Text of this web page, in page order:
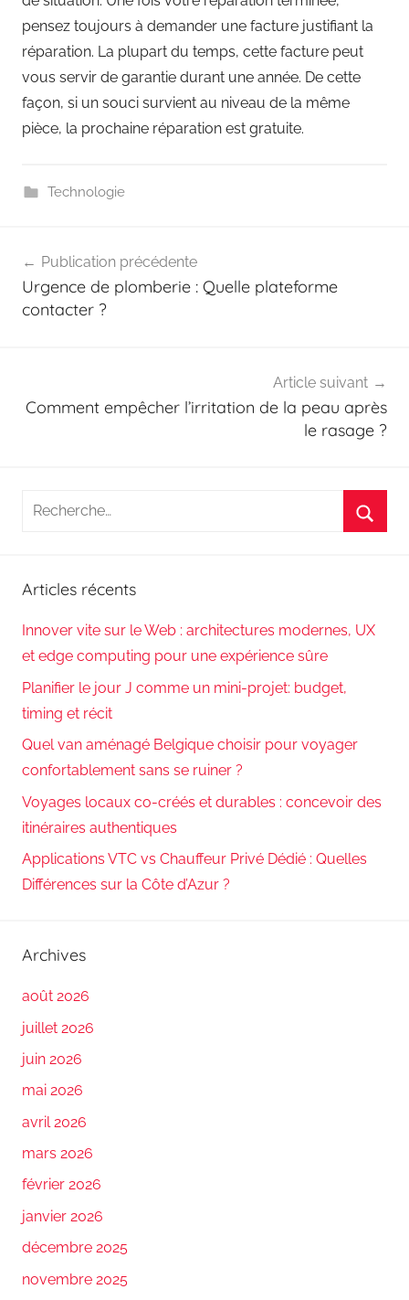
pensez toujours à demander une facture justifiant la
réparation. La plupart du temps, cette facture peut
vous servir de garantie durant une année. De cette
façon, si un souci survient au niveau de la même
pièce, la prochaine réparation est gratuite.
Technologie
de
l’article
Publication précédente
Urgence de plomberie : Quelle plateforme
contacter ?
Article suivant
Comment empêcher l’irritation de la peau après
le rasage ?
Recherche
Articles récents
Innover vite sur le Web : architectures modernes, UX
et edge computing pour une expérience sûre
Planifier le jour J comme un mini-projet: budget,
timing et récit
Quel van aménagé Belgique choisir pour voyager
confortablement sans se ruiner ?
Voyages locaux co-créés et durables : concevoir des
itinéraires authentiques
Applications VTC vs Chauffeur Privé Dédié : Quelles
Différences sur la Côte d’Azur ?
Archives
août 2026
juillet 2026
juin 2026
mai 2026
avril 2026
mars 2026
février 2026
janvier 2026
décembre 2025
novembre 2025